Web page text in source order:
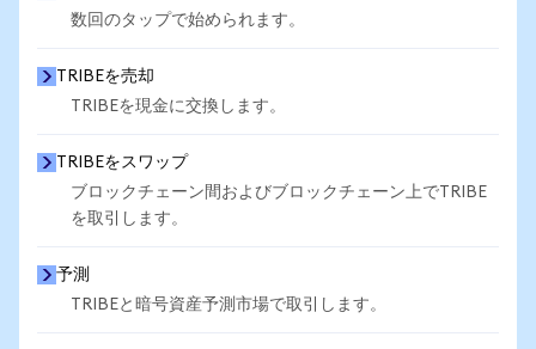
数回のタップで始められます。
TRIBEを売却
TRIBEを現金に交換します。
TRIBEをスワップ
ブロックチェーン間およびブロックチェーン上でTRIBE
を取引します。
予測
TRIBEと暗号資産予測市場で取引します。